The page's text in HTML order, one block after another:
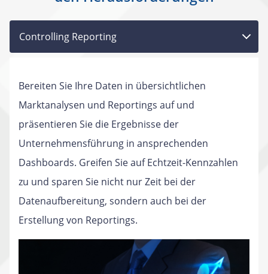
Controlling Reporting
Bereiten Sie Ihre Daten in übersichtlichen
Marktanalysen und Reportings auf und
präsentieren Sie die Ergebnisse der
Unternehmensführung in ansprechenden
Dashboards. Greifen Sie auf Echtzeit-Kennzahlen
zu und sparen Sie nicht nur Zeit bei der
Datenaufbereitung, sondern auch bei der
Erstellung von Reportings.